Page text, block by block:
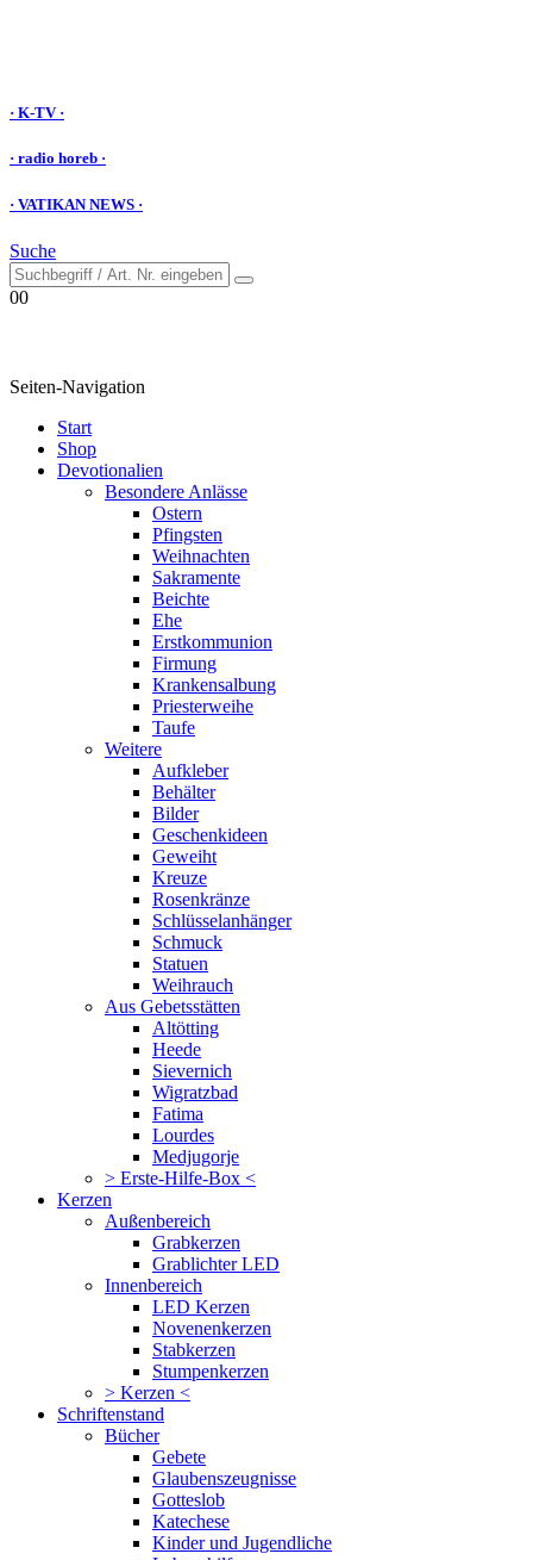
· K-TV ·
· radio horeb ·
· VATIKAN NEWS ·
Suche
00
Seiten-Navigation
Start
Shop
Devotionalien
Besondere Anlässe
Ostern
Pfingsten
Weihnachten
Sakramente
Beichte
Ehe
Erstkommunion
Firmung
Krankensalbung
Priesterweihe
Taufe
Weitere
Aufkleber
Behälter
Bilder
Geschenkideen
Geweiht
Kreuze
Rosenkränze
Schlüsselanhänger
Schmuck
Statuen
Weihrauch
Aus Gebetsstätten
Altötting
Heede
Sievernich
Wigratzbad
Fatima
Lourdes
Medjugorje
> Erste-Hilfe-Box <
Kerzen
Außenbereich
Grabkerzen
Grablichter LED
Innenbereich
LED Kerzen
Novenenkerzen
Stabkerzen
Stumpenkerzen
> Kerzen <
Schriftenstand
Bücher
Gebete
Glaubenszeugnisse
Gotteslob
Katechese
Kinder und Jugendliche